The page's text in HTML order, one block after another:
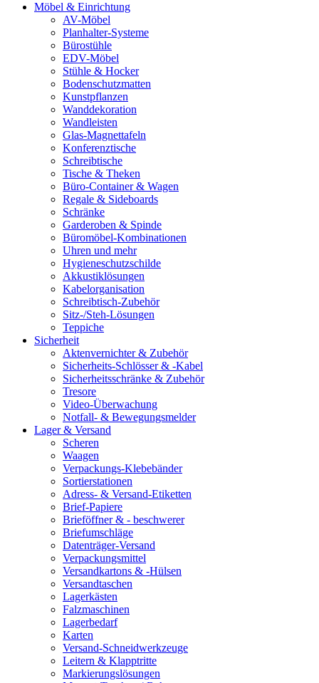
Möbel & Einrichtung
AV-Möbel
Planhalter-Systeme
Bürostühle
EDV-Möbel
Stühle & Hocker
Bodenschutzmatten
Kunstpflanzen
Wanddekoration
Wandleisten
Glas-Magnettafeln
Konferenztische
Schreibtische
Tische & Theken
Büro-Container & Wagen
Regale & Sideboards
Schränke
Garderoben & Spinde
Büromöbel-Kombinationen
Uhren und mehr
Hygieneschutzschilde
Akkustiklösungen
Kabelorganisation
Schreibtisch-Zubehör
Sitz-/Steh-Lösungen
Teppiche
Sicherheit
Aktenvernichter & Zubehör
Sicherheits-Schlösser & -Kabel
Sicherheitsschränke & Zubehör
Tresore
Video-Überwachung
Notfall- & Bewegungsmelder
Lager & Versand
Scheren
Waagen
Verpackungs-Klebebänder
Sortierstationen
Adress- & Versand-Etiketten
Brief-Papiere
Brieföffner & - beschwerer
Briefumschläge
Datenträger-Versand
Verpackungsmittel
Versandkartons & -Hülsen
Versandtaschen
Lagerkästen
Falzmaschinen
Lagerbedarf
Karten
Versand-Schneidwerkzeuge
Leitern & Klapptritte
Markierungslösungen